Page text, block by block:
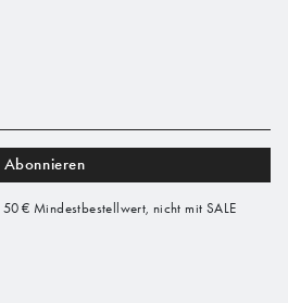
Abonnieren
€ Mindestbestellwert, nicht mit SALE